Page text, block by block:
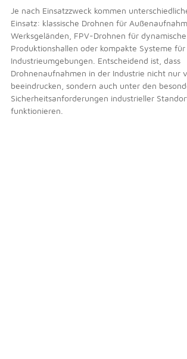
Je nach Einsatzzweck kommen
Einsatz: klassische Drohnen für
Werksgeländen, FPV-Drohnen für
Produktionshallen oder kompakte Systeme für
Industrieumgebungen. Entscheidend ist, dass
Drohnenaufnahmen in der Industrie nicht nur
beeindrucken, sondern auch unter den
Sicherheitsanforderungen industrieller
funktionieren.